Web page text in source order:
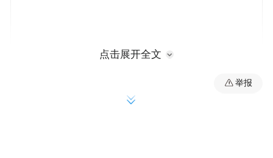
点击展开全文
举报